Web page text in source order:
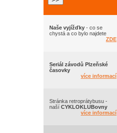
Naše vyjížďky - co se
chystá a co bylo najdete
ZDE
Seriál závodů Plzeňské
časovky
více informací
Stránka retroprátybusu -
naší CYKLOKLUBovny
více informací